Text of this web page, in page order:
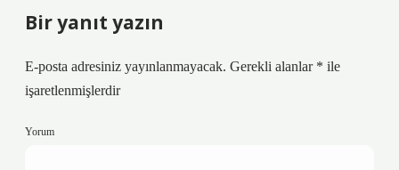
Bir yanıt yazın
E-posta adresiniz yayınlanmayacak. Gerekli alanlar * ile
işaretlenmişlerdir
Yorum